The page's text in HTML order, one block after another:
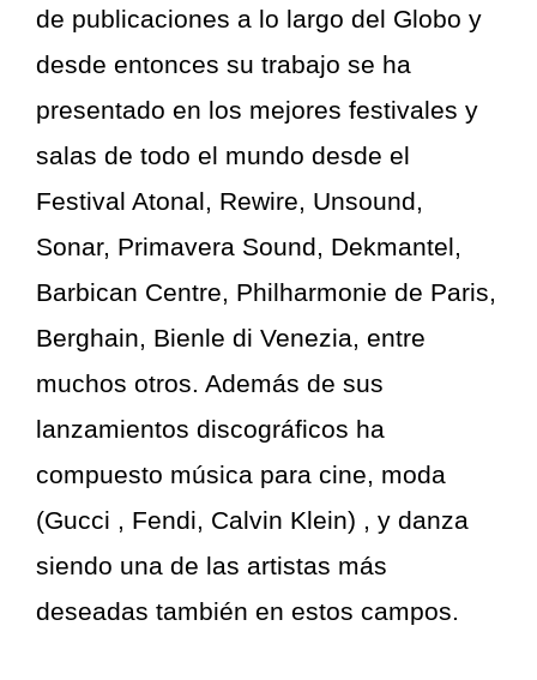
de publicaciones a lo largo del Globo y
desde entonces su trabajo se ha
presentado en los mejores festivales y
salas de todo el mundo desde el
Festival Atonal, Rewire, Unsound,
Sonar, Primavera Sound, Dekmantel,
Barbican Centre, Philharmonie de Paris,
Berghain, Bienle di Venezia, entre
muchos otros. Además de sus
lanzamientos discográficos ha
compuesto música para cine, moda
(Gucci , Fendi, Calvin Klein) , y danza
siendo una de las artistas más
deseadas también en estos campos.